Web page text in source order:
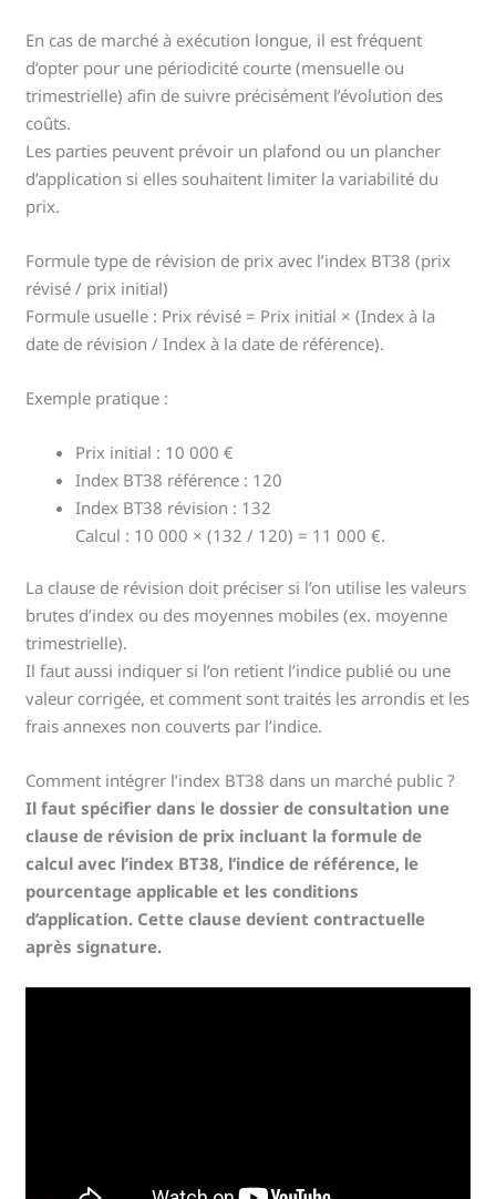
En cas de marché à exécution longue, il est fréquent
d’opter pour une périodicité courte (mensuelle ou
trimestrielle) afin de suivre précisément l’évolution des
coûts.
Les parties peuvent prévoir un plafond ou un plancher
d’application si elles souhaitent limiter la variabilité du
prix.
Formule type de révision de prix avec l’index BT38 (prix
révisé / prix initial)
Formule usuelle : Prix révisé = Prix initial × (Index à la
date de révision / Index à la date de référence).
Exemple pratique :
Prix initial : 10 000 €
Index BT38 référence : 120
Index BT38 révision : 132
Calcul : 10 000 × (132 / 120) = 11 000 €.
La clause de révision doit préciser si l’on utilise les valeurs
brutes d’index ou des moyennes mobiles (ex. moyenne
trimestrielle).
Il faut aussi indiquer si l’on retient l’indice publié ou une
valeur corrigée, et comment sont traités les arrondis et les
frais annexes non couverts par l’indice.
Comment intégrer l’index BT38 dans un marché public ?
Il faut spécifier dans le dossier de consultation une
clause de révision de prix incluant la formule de
calcul avec l’index BT38, l’indice de référence, le
pourcentage applicable et les conditions
d’application. Cette clause devient contractuelle
après signature.